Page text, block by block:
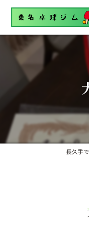
長久手